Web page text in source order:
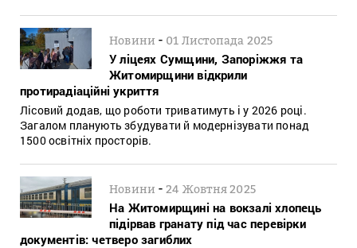
Новини - 01 Листопада 2025
У ліцеях Сумщини, Запоріжжя та
Житомирщини відкрили
протирадіаційні укриття
Лісовий додав, що роботи триватимуть і у 2026 році.
Загалом планують збудувати й модернізувати понад
1500 освітніх просторів.
Новини -24 Жовтня 2025
На Житомирщині на вокзалі хлопець
підірвав гранату під час перевірки
документів: четверо загиблих